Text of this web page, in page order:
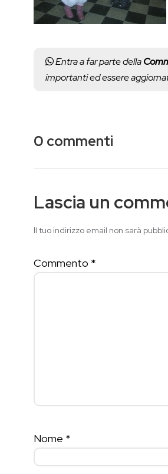
Entra a far parte della
importanti ed essere
0 commenti
Lascia un
Il tuo indirizzo email non sarà
Commento *
Nome *